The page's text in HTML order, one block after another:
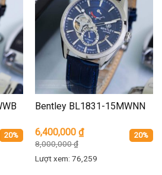
20%
Bentley BL1831-15MWNN
6,400,000 ₫
8,000,000₫
20%
Lượt xem: 76,259